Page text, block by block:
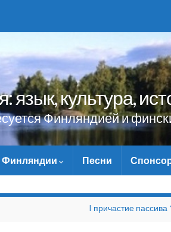
язык, культура,
Финляндией и
Финляндии Песни
I причастие